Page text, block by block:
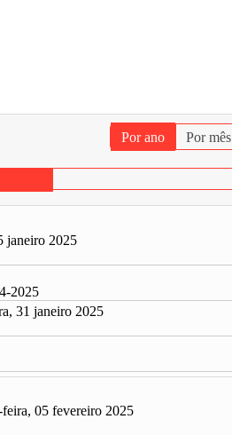
Por ano Por mês
janeiro 2025
2025
31 janeiro 2025
05 fevereiro 2025